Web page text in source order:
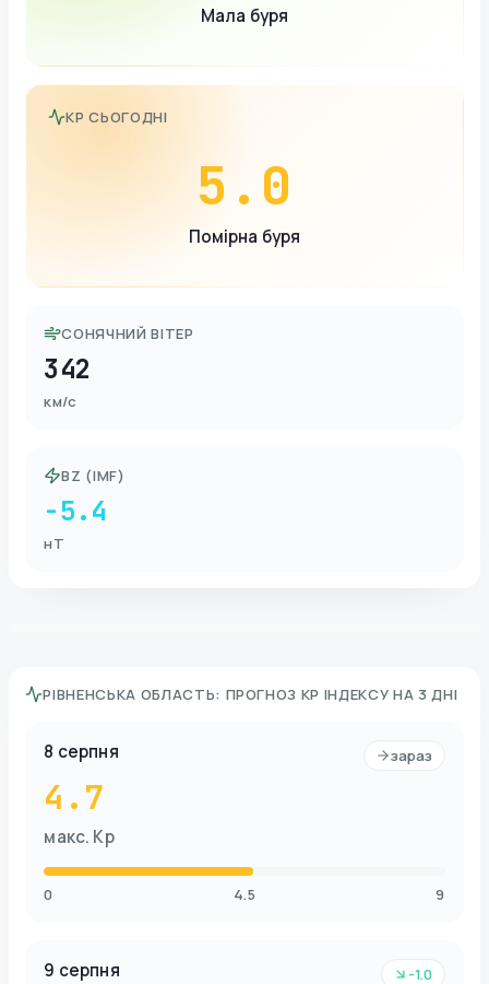
Мала буря
KP СЬОГОДНІ
5.0
Помірна буря
СОНЯЧНИЙ ВІТЕР
342
км/с
BZ (IMF)
-5.4
нТ
РІВНЕНСЬКА ОБЛАСТЬ: ПРОГНОЗ KP ІНДЕКСУ НА 3 ДНІ
8 серпня
4.7
макс. Kp
зараз
0 4.5 9
9 серпня -1.0